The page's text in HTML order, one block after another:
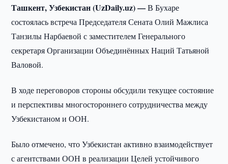
Ташкент, Узбекистан (UzDaily.uz) —В Бухаре
состоялась встреча Председателя Сената Олий Мажлиса
Танзилы Нарбаевой с заместителем Генерального
секретаря Организации Объединённых Наций Татьяной
Валовой.
В ходе переговоров стороны обсудили текущее состояние
и перспективы многостороннего сотрудничества между
Узбекистаном и ООН.
Было отмечено, что Узбекистан активно взаимодействует
с агентствами ООН в реализации Целей устойчивого